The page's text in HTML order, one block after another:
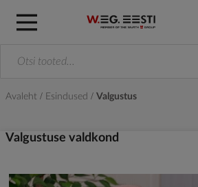
Avaleht Esindused Valgustus
Valgustuse valdkond